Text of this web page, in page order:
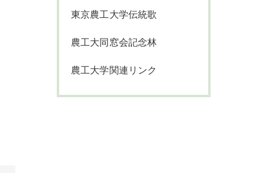
東京農工大学伝統歌
農工大同窓会記念林
農工大学関連リンク